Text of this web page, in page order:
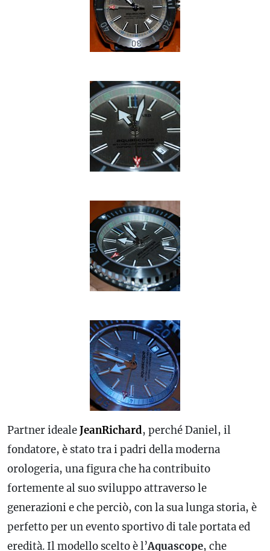
Partner idealeJeanRichard, perché Daniel, il
fondatore, è stato tra i padri della moderna
orologeria, una figura che ha contribuito
fortemente al suo sviluppo attraverso le
generazioni e che perciò, con la sua lunga storia, è
perfetto per un evento sportivo di tale portata ed
eredità. Il modello scelto è l’Aquascope, che